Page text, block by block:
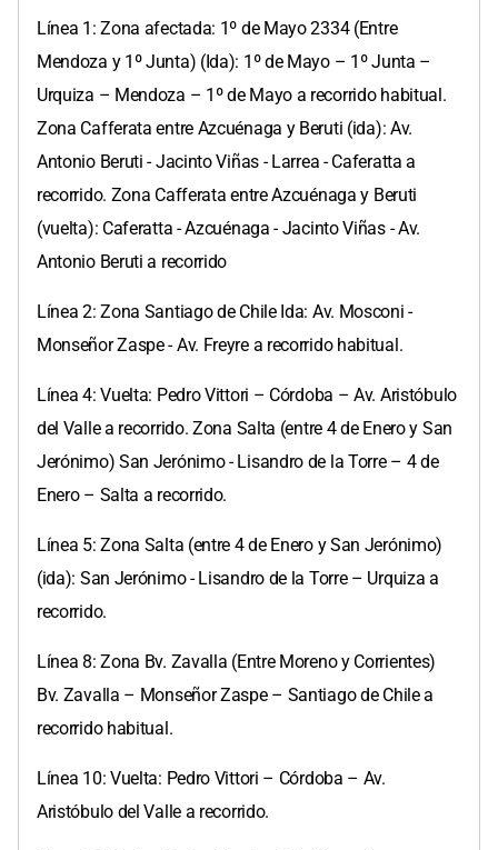
Línea 1: Zona afectada: 1º de Mayo 2334 (Entre
Mendoza y 1º Junta) (Ida): 1º de Mayo – 1º Junta –
Urquiza – Mendoza – 1º de Mayo a recorrido habitual.
Zona Cafferata entre Azcuénaga y Beruti (ida): Av.
Antonio Beruti - Jacinto Viñas - Larrea - Caferatta a
recorrido. Zona Cafferata entre Azcuénaga y Beruti
(vuelta): Caferatta - Azcuénaga - Jacinto Viñas - Av.
Antonio Beruti a recorrido
Línea 2: Zona Santiago de Chile Ida: Av. Mosconi -
Monseñor Zaspe - Av. Freyre a recorrido habitual.
Línea 4: Vuelta: Pedro Vittori – Córdoba – Av. Aristóbulo
del Valle a recorrido. Zona Salta (entre 4 de Enero y San
Jerónimo) San Jerónimo - Lisandro de la Torre – 4 de
Enero – Salta a recorrido.
Línea 5: Zona Salta (entre 4 de Enero y San Jerónimo)
(ida): San Jerónimo - Lisandro de la Torre – Urquiza a
recorrido.
Línea 8: Zona Bv. Zavalla (Entre Moreno y Corrientes)
Bv. Zavalla – Monseñor Zaspe – Santiago de Chile a
recorrido habitual.
Línea 10: Vuelta: Pedro Vittori – Córdoba – Av.
Aristóbulo del Valle a recorrido.